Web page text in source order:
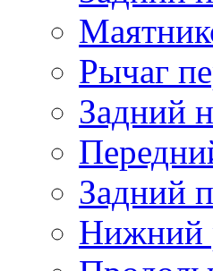
Рычаг
Задний
Задний
Нижний